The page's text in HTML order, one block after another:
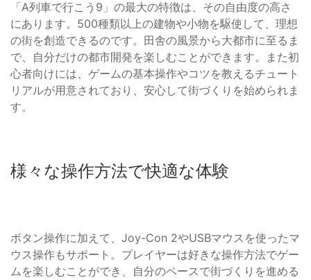
「A列車で行こう9」の最大の特徴は、その自由度の高さ
にあります。500種類以上の建物や小物を駆使して、理想
の街を創造できるのです。田舎の風景から大都市に至るま
で、自分だけの都市開発を楽しむことができます。また初
心者向けには、ゲームの基本操作やコツを教えるチュート
リアルが用意されており、安心して街づくりを始められま
す。
様々な操作方法で快適な体験
ボタン操作に加えて、Joy-Con 2やUSBマウスを使ったマ
ウス操作もサポート。プレイヤーは好きな操作方法でゲー
ムを楽しむことができ、自分のペースで街づくりを進める